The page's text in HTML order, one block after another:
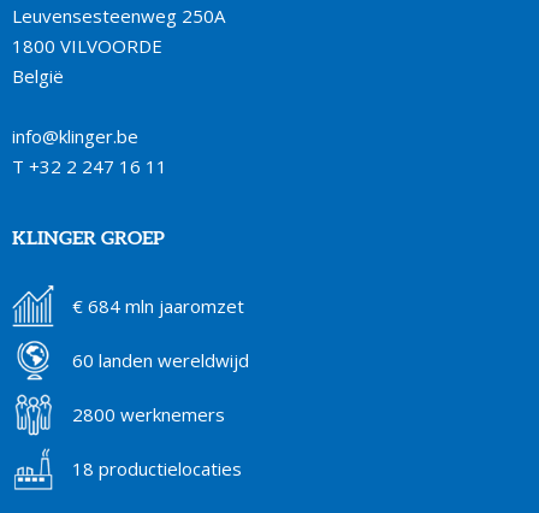
Leuvensesteenweg 250A
1800 VILVOORDE
België
info@klinger.be
T +32 2 247 16 11
KLINGER GROEP
€ 684 mln jaaromzet
60 landen wereldwijd
2800 werknemers
18 productielocaties